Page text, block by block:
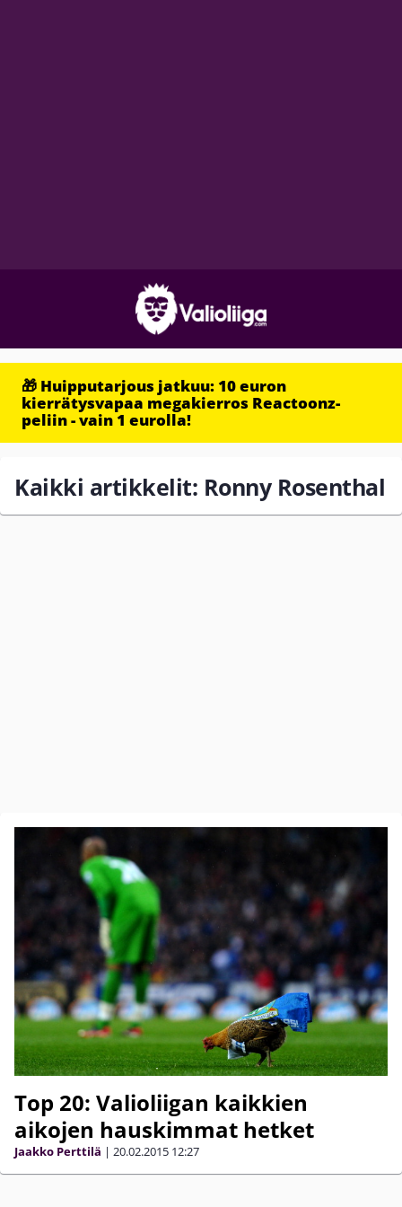
🎁 Huipputarjous jatkuu: 10 euron
kierrätysvapaa megakierros Reactoonz-
peliin - vain 1 eurolla!
Kaikki artikkelit: Ronny Rosenthal
Top 20: Valioliigan kaikkien
aikojen hauskimmat hetket
Jaakko Perttilä | 20.02.2015 12:27